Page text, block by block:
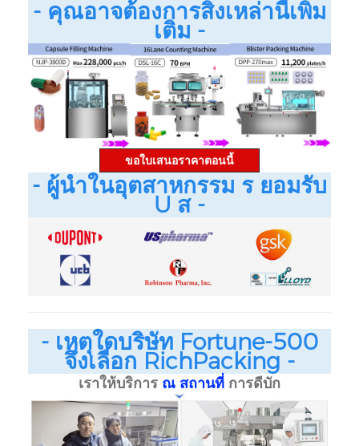
- คุณอาจต้องการสิ่งเหล่านี้เพิ่ม
เติม -
ขอใบเสนอราคาตอนนี้
- ผู้นำในอุตสาหกรรม ร ยอมรับ
U ส -
- เหตุใดบริษัท Fortune-500
จึงเลือก RichPacking -
เราให้บริการ ณ สถานที่ การดีบัก